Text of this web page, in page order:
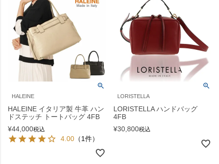
HALEINE
HALEINE イタリア製 牛革 ハン
ドステッチ トートバッグ 4FB
¥44,000税込
4.00 （1件）
LORISTELLA
LORISTELLA ハンドバッグ
4FB
¥30,800税込